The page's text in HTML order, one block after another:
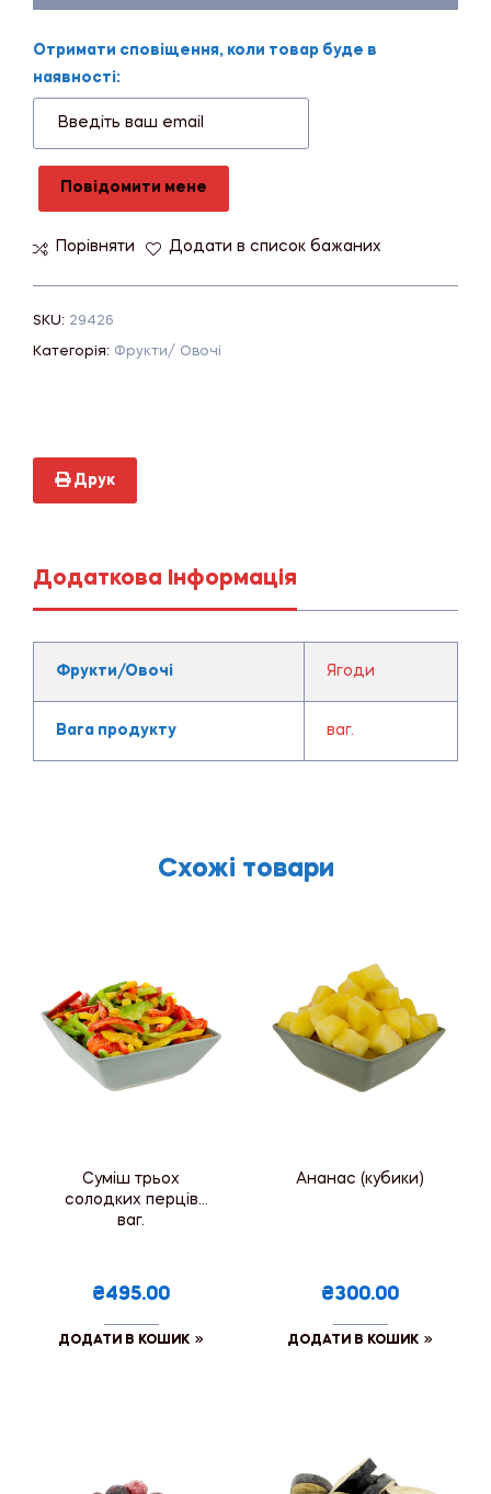
Отримати сповіщення, коли товар буде в
наявності:
Повідомити мене
Порівняти Додати в список бажаних
SKU: 29426
Категорія: Фрукти/ Овочі
Друк
Додаткова Інформація
Фрукти/Овочі Ягоди
Вага продукту ваг.
Схожі товари
Суміш трьох
солодких перців
ваг.
₴495.00
ДОДАТИ В КОШИК
Ананас (кубики)
₴300.00
ДОДАТИ В КОШИК